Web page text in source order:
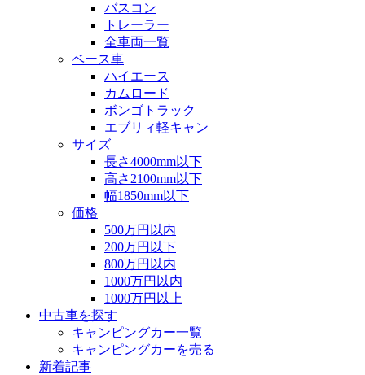
バスコン
トレーラー
全車両一覧
ベース車
ハイエース
カムロード
ボンゴトラック
エブリィ軽キャン
サイズ
長さ4000mm以下
高さ2100mm以下
幅1850mm以下
価格
500万円以内
200万円以下
800万円以内
1000万円以内
1000万円以上
中古車を探す
キャンピングカー一覧
キャンピングカーを売る
新着記事